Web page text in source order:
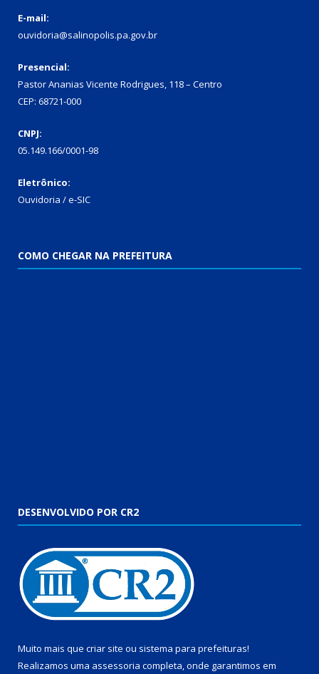
E-mail:
ouvidoria@salinopolis.pa.gov.br
Presencial:
Pastor Ananias Vicente Rodrigues, 118 – Centro
CEP: 68721-000
CNPJ:
05.149.166/0001-98
Eletrônico:
Ouvidoria / e-SIC
COMO CHEGAR NA PREFEITURA
DESENVOLVIDO POR CR2
Muito mais que criar site ou sistema para prefeituras!
Realizamos uma assessoria completa, onde garantimos em